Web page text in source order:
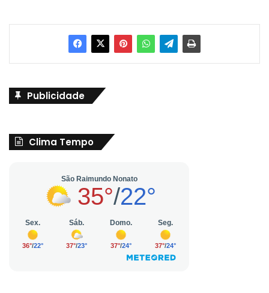
Publicidade
Clima Tempo